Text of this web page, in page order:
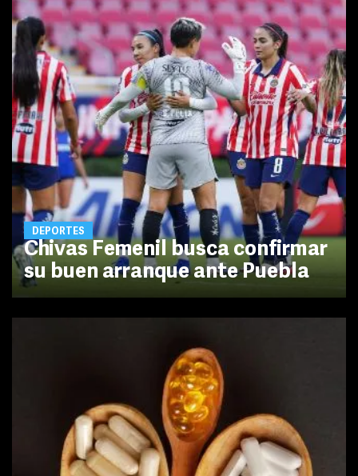
DEPORTES
Chivas Femenil busca confirmar
su buen arranque ante Puebla